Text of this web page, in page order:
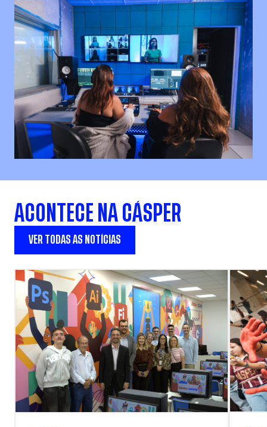
ACONTECE NA CÁSPER
VER TODAS AS NOTÍCIAS